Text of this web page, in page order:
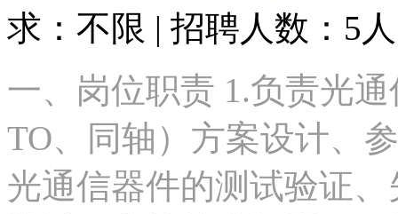
求：不限 | 招聘人数：5
一、岗位职责 1.负责光
TO、同轴）方案设计、
光通信器件的测试验证